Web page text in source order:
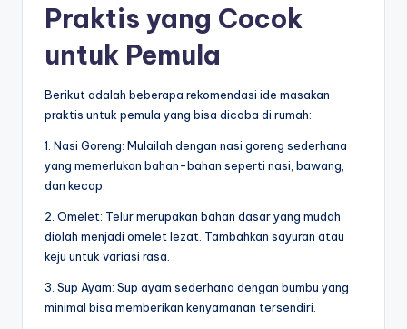
Praktis yang Cocok
untuk Pemula
Berikut adalah beberapa rekomendasi ide masakan
praktis untuk pemula yang bisa dicoba di rumah:
1. Nasi Goreng: Mulailah dengan nasi goreng sederhana
yang memerlukan bahan-bahan seperti nasi, bawang,
dan kecap.
2. Omelet: Telur merupakan bahan dasar yang mudah
diolah menjadi omelet lezat. Tambahkan sayuran atau
keju untuk variasi rasa.
3. Sup Ayam: Sup ayam sederhana dengan bumbu yang
minimal bisa memberikan kenyamanan tersendiri.